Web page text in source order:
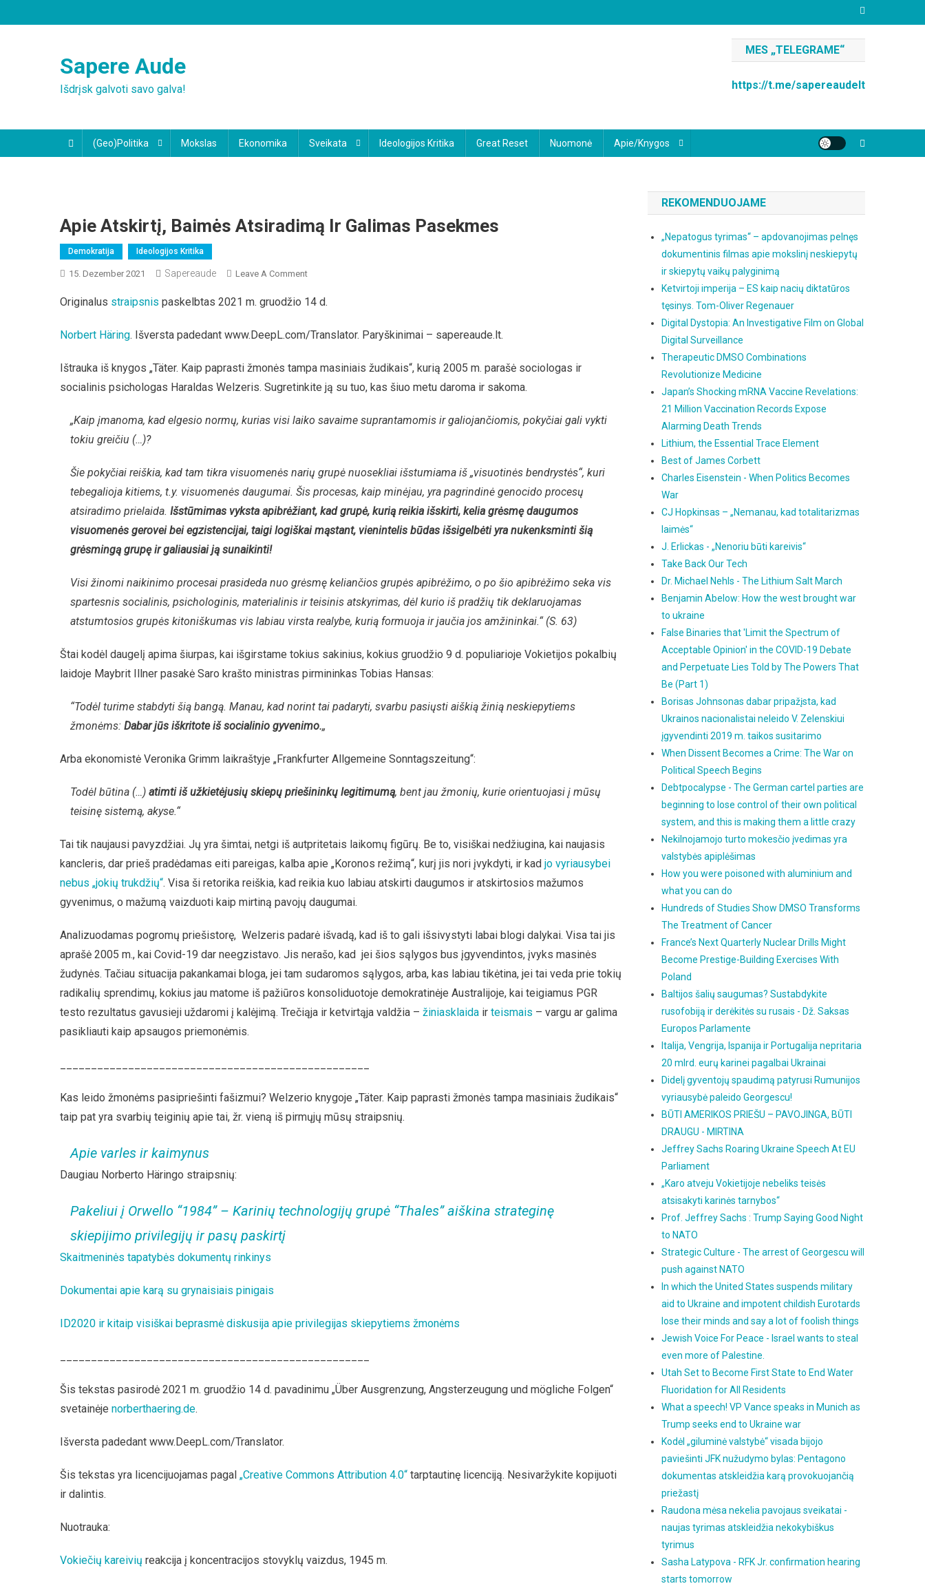
to
Sapere Aude
Išdrįsk galvoti savo galva!
MES „TELEGRAME“
https://t.me/sapereaudelt
(Geo)Politika Mokslas Ekonomika Sveikata Ideologijos Kritika Great Reset Nuomonė Apie/knygos
Apie Atskirtį, Baimės Atsiradimą Ir Galimas Pasekmes
Demokratija Ideologijos Kritika
15. Dezember 2021 Sapereaude Leave A CommentOn
Atskirtį,
Atsiradimą
Galimas
Pasekmes
Originalus straipsnis paskelbtas 2021 m. gruodžio 14 d.
Norbert Häring. Išversta padedant www.DeepL.com/Translator. Paryškinimai – sapereaude.lt.
Ištrauka iš knygos „Täter. Kaip paprasti žmonės tampa masiniais žudikais“, kurią 2005 m. parašė sociologas ir
socialinis psichologas Haraldas Welzeris. Sugretinkite ją su tuo, kas šiuo metu daroma ir sakoma.
„Kaip įmanoma, kad elgesio normų, kurias visi laiko savaime suprantamomis ir galiojančiomis, pokyčiai gali vykti
tokiu greičiu (…)?
Šie pokyčiai reiškia, kad tam tikra visuomenės narių grupė nuosekliai išstumiama iš „visuotinės bendrystės“, kuri
tebegalioja kitiems, t.y. visuomenės daugumai. Šis procesas, kaip minėjau, yra pagrindinė genocido procesų
atsiradimo prielaida. Išstūmimas vyksta apibrėžiant, kad grupė, kurią reikia išskirti, kelia grėsmę daugumos
visuomenės gerovei bei egzistencijai, taigi logiškai mąstant, vienintelis būdas išsigelbėti yra nukenksminti šią
grėsmingą grupę ir galiausiai ją sunaikinti!
Visi žinomi naikinimo procesai prasideda nuo grėsmę keliančios grupės apibrėžimo, o po šio apibrėžimo seka vis
spartesnis socialinis, psichologinis, materialinis ir teisinis atskyrimas, dėl kurio iš pradžių tik deklaruojamas
atstumtosios grupės kitoniškumas vis labiau virsta realybe, kurią formuoja ir jaučia jos amžininkai.“ (S. 63)
Štai kodėl daugelį apima šiurpas, kai išgirstame tokius sakinius, kokius gruodžio 9 d. populiarioje Vokietijos pokalbių
laidoje Maybrit Illner pasakė Saro krašto ministras pirmininkas Tobias Hansas:
“Todėl turime stabdyti šią bangą. Manau, kad norint tai padaryti, svarbu pasiųsti aiškią žinią neskiepytiems
žmonėms: Dabar jūs iškritote iš socialinio gyvenimo.„
Arba ekonomistė Veronika Grimm laikraštyje „Frankfurter Allgemeine Sonntagszeitung“:
Todėl būtina (…) atimti iš užkietėjusių skiepų priešininkų legitimumą, bent jau žmonių, kurie orientuojasi į mūsų
teisinę sistemą, akyse.“
Tai tik naujausi pavyzdžiai. Jų yra šimtai, netgi iš autpritetais laikomų figūrų. Be to, visiškai nedžiugina, kai naujasis
kancleris, dar prieš pradėdamas eiti pareigas, kalba apie „Koronos režimą“, kurį jis nori įvykdyti, ir kad jo vyriausybei
nebus „jokių trukdžių“. Visa ši retorika reiškia, kad reikia kuo labiau atskirti daugumos ir atskirtosios mažumos
gyvenimus, o mažumą vaizduoti kaip mirtiną pavojų daugumai.
Analizuodamas pogromų priešistorę, Welzeris padarė išvadą, kad iš to gali išsivystyti labai blogi dalykai. Visa tai jis
aprašė 2005 m., kai Covid-19 dar neegzistavo. Jis nerašo, kad jei šios sąlygos bus įgyvendintos, įvyks masinės
žudynės. Tačiau situacija pakankamai bloga, jei tam sudaromos sąlygos, arba, kas labiau tikėtina, jei tai veda prie tokių
radikalių sprendimų, kokius jau matome iš pažiūros konsoliduotoje demokratinėje Australijoje, kai teigiamus PGR
testo rezultatus gavusieji uždaromi į kalėjimą. Trečiąja ir ketvirtąja valdžia – žiniasklaida ir teismais – vargu ar galima
pasikliauti kaip apsaugos priemonėmis.
Kas leido žmonėms pasipriešinti fašizmui? Welzerio knygoje „Täter. Kaip paprasti žmonės tampa masiniais žudikais“
taip pat yra svarbių teiginių apie tai, žr. vieną iš pirmųjų mūsų straipsnių.
Apie varles ir kaimynus
Daugiau Norberto Häringo straipsnių:
Pakeliui į Orwello “1984” – Karinių technologijų grupė “Thales” aiškina strateginę
skiepijimo privilegijų ir pasų paskirtį
Skaitmeninės tapatybės dokumentų rinkinys
Dokumentai apie karą su grynaisiais pinigais
ID2020 ir kitaip visiškai beprasmė diskusija apie privilegijas skiepytiems žmonėms
Šis tekstas pasirodė 2021 m. gruodžio 14 d. pavadinimu „Über Ausgrenzung, Angsterzeugung und mögliche Folgen“
svetainėje norberthaering.de.
Išversta padedant www.DeepL.com/Translator.
Šis tekstas yra licencijuojamas pagal „Creative Commons Attribution 4.0“ tarptautinę licenciją. Nesivaržykite kopijuoti
ir dalintis.
Nuotrauka:
Vokiečių kareivių reakcija į koncentracijos stovyklų vaizdus, 1945 m.
REKOMENDUOJAME
„Nepatogus tyrimas“ – apdovanojimas pelnęs
dokumentinis filmas apie mokslinį neskiepytų
ir skiepytų vaikų palyginimą
Ketvirtoji imperija – ES kaip nacių diktatūros
tęsinys. Tom-Oliver Regenauer
Digital Dystopia: An Investigative Film on Global
Digital Surveillance
Therapeutic DMSO Combinations
Revolutionize Medicine
Japan’s Shocking mRNA Vaccine Revelations:
21 Million Vaccination Records Expose
Alarming Death Trends
Lithium, the Essential Trace Element
Best of James Corbett
Charles Eisenstein - When Politics Becomes
War
CJ Hopkinsas – „Nemanau, kad totalitarizmas
laimės“
J. Erlickas - „Nenoriu būti kareivis“
Take Back Our Tech
Dr. Michael Nehls - The Lithium Salt March
Benjamin Abelow: How the west brought war
to ukraine
False Binaries that 'Limit the Spectrum of
Acceptable Opinion' in the COVID-19 Debate
and Perpetuate Lies Told by The Powers That
Be (Part 1)
Borisas Johnsonas dabar pripažįsta, kad
Ukrainos nacionalistai neleido V. Zelenskiui
įgyvendinti 2019 m. taikos susitarimo
When Dissent Becomes a Crime: The War on
Political Speech Begins
Debtpocalypse - The German cartel parties are
beginning to lose control of their own political
system, and this is making them a little crazy
Nekilnojamojo turto mokesčio įvedimas yra
valstybės apiplėšimas
How you were poisoned with aluminium and
what you can do
Hundreds of Studies Show DMSO Transforms
The Treatment of Cancer
France’s Next Quarterly Nuclear Drills Might
Become Prestige-Building Exercises With
Poland
Baltijos šalių saugumas? Sustabdykite
rusofobiją ir derėkitės su rusais - Dž. Saksas
Europos Parlamente
Italija, Vengrija, Ispanija ir Portugalija nepritaria
20 mlrd. eurų karinei pagalbai Ukrainai
Didelį gyventojų spaudimą patyrusi Rumunijos
vyriausybė paleido Georgescu!
BŪTI AMERIKOS PRIEŠU – PAVOJINGA, BŪTI
DRAUGU - MIRTINA
Jeffrey Sachs Roaring Ukraine Speech At EU
Parliament
„Karo atveju Vokietijoje nebeliks teisės
atsisakyti karinės tarnybos“
Prof. Jeffrey Sachs : Trump Saying Good Night
to NATO
Strategic Culture - The arrest of Georgescu will
push against NATO
In which the United States suspends military
aid to Ukraine and impotent childish Eurotards
lose their minds and say a lot of foolish things
Jewish Voice For Peace - Israel wants to steal
even more of Palestine.
Utah Set to Become First State to End Water
Fluoridation for All Residents
What a speech! VP Vance speaks in Munich as
Trump seeks end to Ukraine war
Kodėl „giluminė valstybė“ visada bijojo
paviešinti JFK nužudymo bylas: Pentagono
dokumentas atskleidžia karą provokuojančią
priežastį
Raudona mėsa nekelia pavojaus sveikatai -
naujas tyrimas atskleidžia nekokybiškus
tyrimus
Sasha Latypova - RFK Jr. confirmation hearing
starts tomorrow